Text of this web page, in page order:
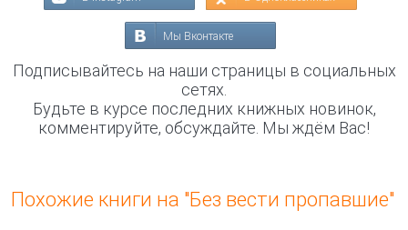
Мы Вконтакте
Подписывайтесь на наши страницы в социальных
сетях.
Будьте в курсе последних книжных новинок,
комментируйте, обсуждайте. Мы ждём Вас!
Похожие книги на "Без вести пропавшие"